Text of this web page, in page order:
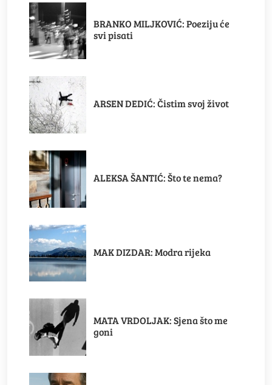
BRANKO MILJKOVIĆ: Poeziju će
svi pisati
ARSEN DEDIĆ: Čistim svoj život
ALEKSA ŠANTIĆ: Što te nema?
MAK DIZDAR: Modra rijeka
MATA VRDOLJAK: Sjena što me
goni